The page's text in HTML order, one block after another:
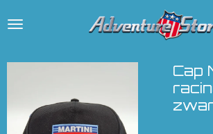
direct
Cap